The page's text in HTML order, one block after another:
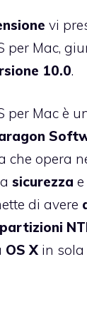
vi
per Mac,
10.0.
per Mac è
che opera
sicurezza
di avere
partizioni
OS X in sola